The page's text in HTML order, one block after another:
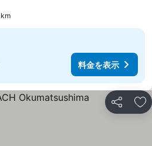
料金を表示
シェア お